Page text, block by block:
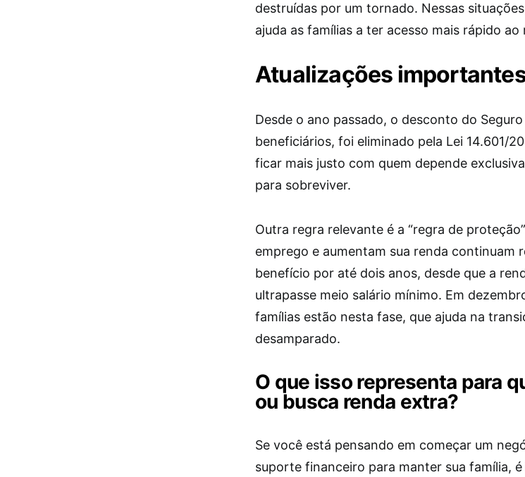
destruídas por um tornado. Nessas
ajuda as famílias a ter acesso mais rápido ao
Atualizações
Desde o ano passado, o desconto do
beneficiários, foi eliminado pela Lei 14.601/
ficar mais justo com quem depende
para sobreviver.
Outra regra relevante é a “regra de
emprego e aumentam sua renda continuam
benefício por até dois anos, desde que a
ultrapasse meio salário mínimo. Em
famílias estão nesta fase, que ajuda na
desamparado.
O que isso representa para
ou busca renda extra?
Se você está pensando em começar um
suporte financeiro para manter sua família,